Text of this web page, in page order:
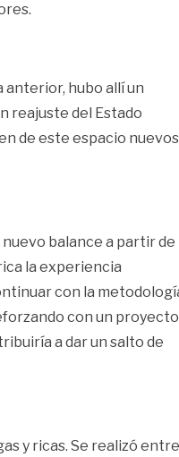
anterior, hubo allí un
reajuste del Estado
de este espacio nuevos
nuevo balance a partir de
la experiencia
con la
con un proyecto
a dar un salto de
y ricas. Se realizó entre